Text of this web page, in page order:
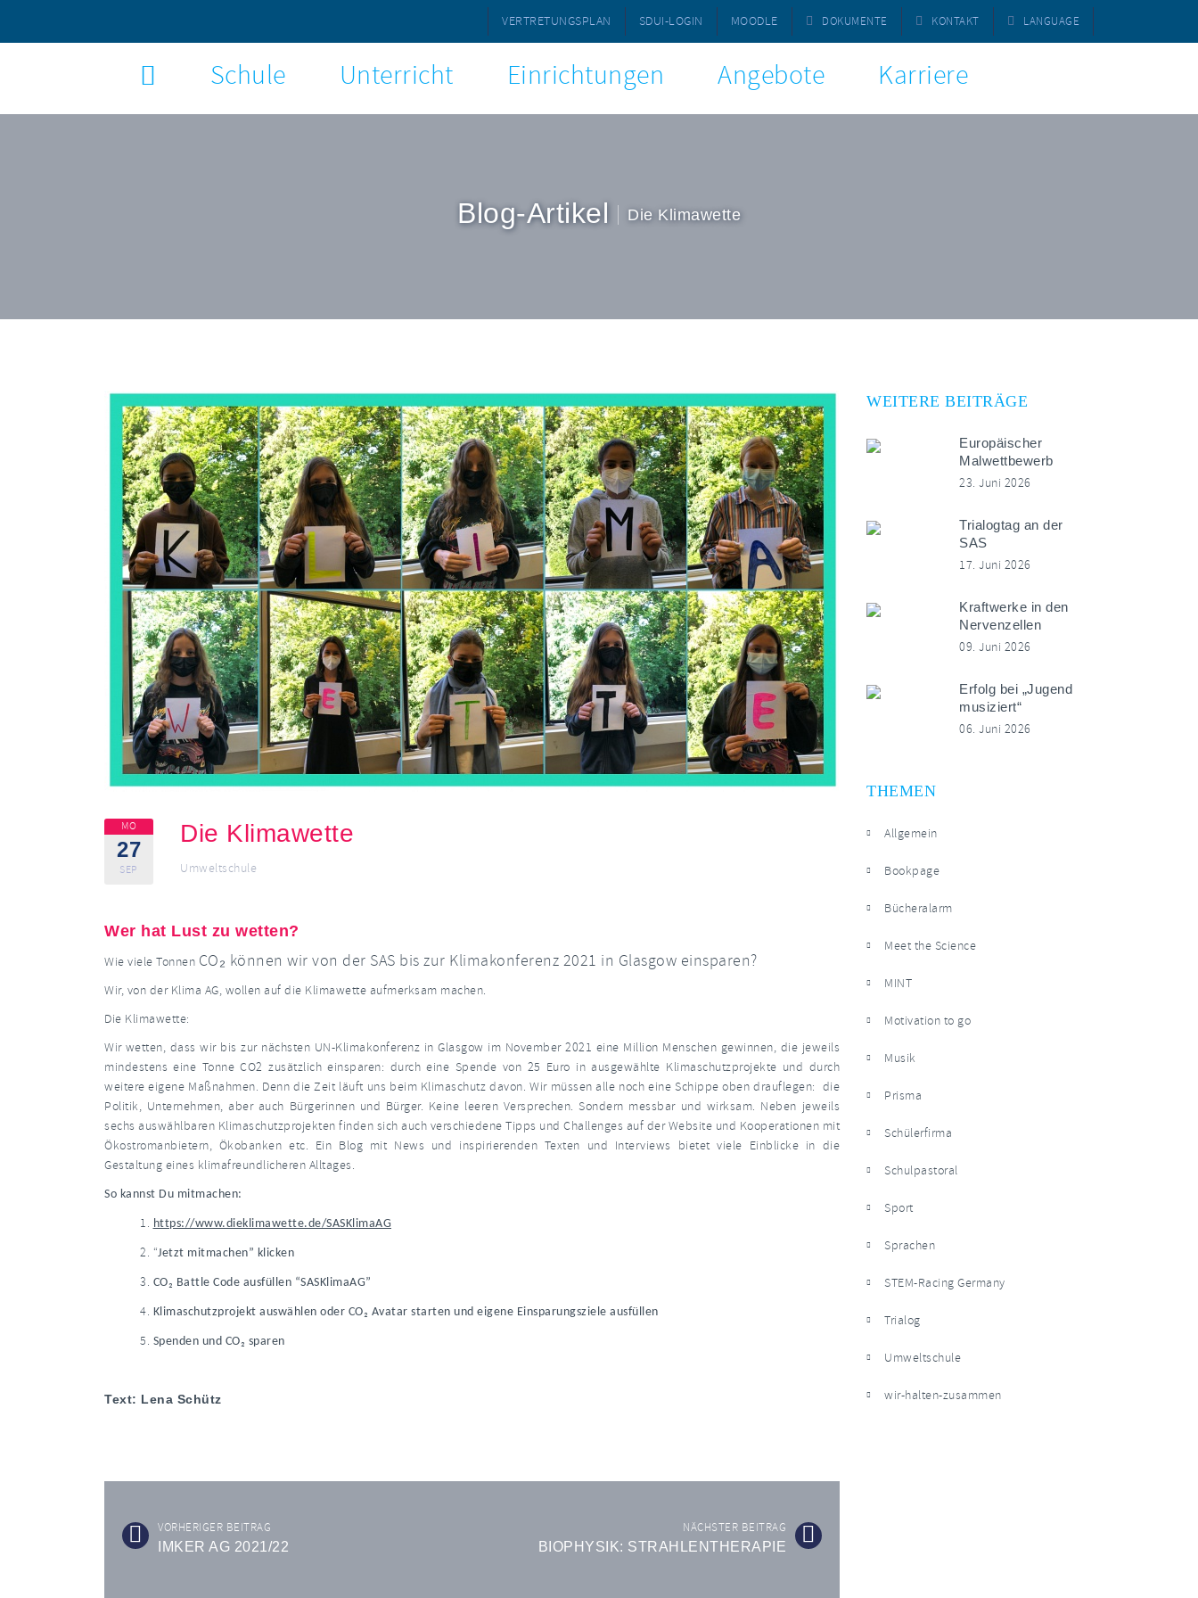
VERTRETUNGSPLAN SDUI-LOGIN MOODLE DOKUMENTE KONTAKT LANGUAGE
Schule Unterricht Einrichtungen Angebote Karriere
Blog-Artikel Die Klimawette
MO
27
SEP
Die Klimawette
Umweltschule
Wer hat Lust zu wetten?
Wie viele Tonnen CO₂ können wir von der SAS bis zur Klimakonferenz 2021 in Glasgow einsparen?
Wir, von der Klima AG, wollen auf die Klimawette aufmerksam machen.
Die Klimawette:
Wir wetten, dass wir bis zur nächsten UN-Klimakonferenz in Glasgow im November 2021 eine Million Menschen gewinnen, die jeweils
mindestens eine Tonne CO2 zusätzlich einsparen: durch eine Spende von 25 Euro in ausgewählte Klimaschutzprojekte und durch
weitere eigene Maßnahmen. Denn die Zeit läuft uns beim Klimaschutz davon. Wir müssen alle noch eine Schippe oben drauflegen: die
Politik, Unternehmen, aber auch Bürgerinnen und Bürger. Keine leeren Versprechen. Sondern messbar und wirksam. Neben jeweils
sechs auswählbaren Klimaschutzprojekten finden sich auch verschiedene Tipps und Challenges auf der Website und Kooperationen mit
Ökostromanbietern, Ökobanken etc. Ein Blog mit News und inspirierenden Texten und Interviews bietet viele Einblicke in die
Gestaltung eines klimafreundlicheren Alltages.
So kannst Du mitmachen:
https://www.dieklimawette.de/SASKlimaAG
“Jetzt mitmachen” klicken
CO₂ Battle Code ausfüllen “SASKlimaAG”
Klimaschutzprojekt auswählen oder CO₂ Avatar starten und eigene Einsparungsziele ausfüllen
Spenden und CO₂ sparen
Text: Lena Schütz
VORHERIGER BEITRAG
IMKER AG 2021/22
NÄCHSTER BEITRAG
BIOPHYSIK: STRAHLENTHERAPIE
WEITERE BEITRÄGE
Europäischer
Malwettbewerb
23. Juni 2026
Trialogtag an der
SAS
17. Juni 2026
Kraftwerke in den
Nervenzellen
09. Juni 2026
Erfolg bei „Jugend
musiziert“
06. Juni 2026
THEMEN
Allgemein
Bookpage
Bücheralarm
Meet the Science
MINT
Motivation to go
Musik
Prisma
Schülerfirma
Schulpastoral
Sport
Sprachen
STEM-Racing Germany
Trialog
Umweltschule
wir-halten-zusammen